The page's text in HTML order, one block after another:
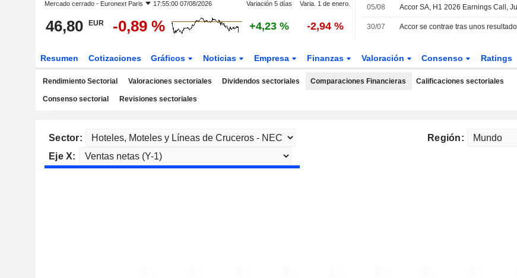
Mercado cerrado - Euronext Paris 17:55:00 07/08/2026 Variación 5 días Varia. 1 de enero.
46,80 EUR -0,89 % +4,23 % -2,94 %
05/08
30/07
Resumen Cotizaciones Gráficos Noticias Empresa Finanzas Valoración Consenso Ratings
Rendimiento Sectorial Valoraciones sectoriales Dividendos sectoriales Comparaciones Financieras Calificaciones sectoriales
Consenso sectorial Revisiones sectoriales
Sector:
Región:
Eje X: